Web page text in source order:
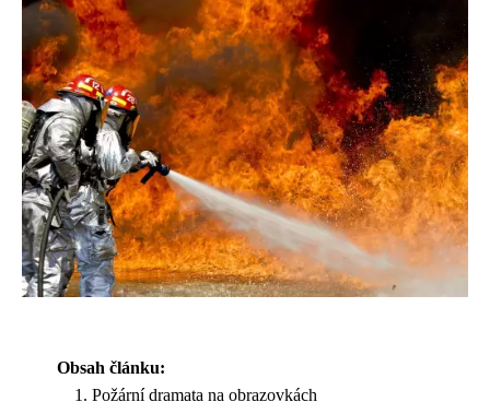
Obsah článku:
Požární dramata na obrazovkách